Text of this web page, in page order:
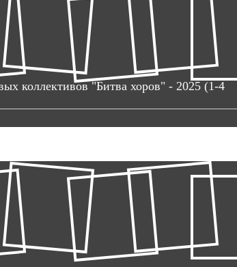
коллективов "Битва хоров" - 2025 (1-4